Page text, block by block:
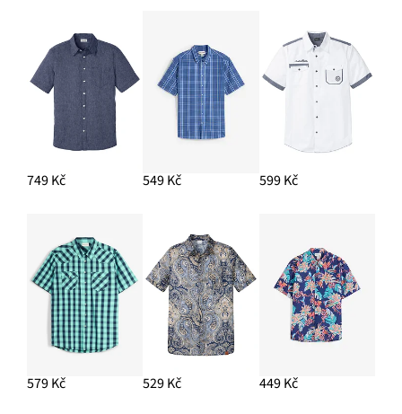
749 Kč 549 Kč 599 Kč
579 Kč 529 Kč 449 Kč